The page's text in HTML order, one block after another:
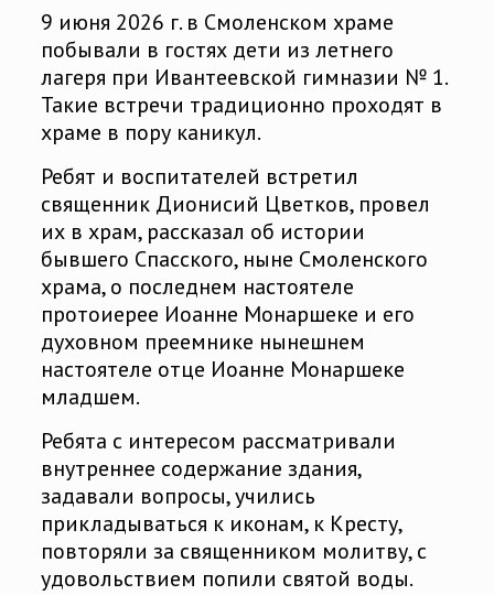
9 июня 2026 г. в Смоленском храме
побывали в гостях дети из летнего
лагеря при Ивантеевской гимназии № 1.
Такие встречи традиционно проходят в
храме в пору каникул.
Ребят и воспитателей встретил
священник Дионисий Цветков, провел
их в храм, рассказал об истории
бывшего Спасского, ныне Смоленского
храма, о последнем настоятеле
протоиерее Иоанне Монаршеке и его
духовном преемнике нынешнем
настоятеле отце Иоанне Монаршеке
младшем.
Ребята с интересом рассматривали
внутреннее содержание здания,
задавали вопросы, учились
прикладываться к иконам, к Кресту,
повторяли за священником молитву, с
удовольствием попили святой воды.